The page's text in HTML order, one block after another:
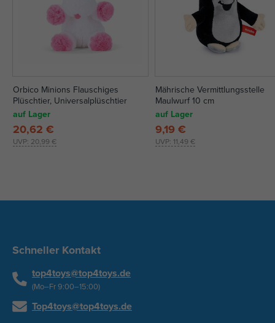
Orbico Minions Flauschiges
Plüschtier, Universalplüschtier
auf Lager
UVP: 20,99 €
20,62 €
Mährische Vermittlungsstelle
Maulwurf 10 cm
auf Lager
UVP: 11,49 €
9,19 €
Schneller Kontakt
top4toys@top4toys.de
(Mo–Fr 9:00–15:00)
Top4toys@top4toys.de